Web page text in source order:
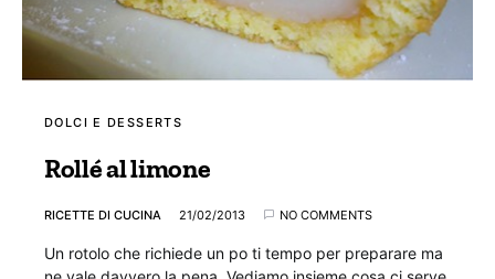
DOLCI E DESSERTS
Rollé al limone
RICETTE DI CUCINA 21/02/2013 NO COMMENTS
Un rotolo che richiede un po ti tempo per preparare ma